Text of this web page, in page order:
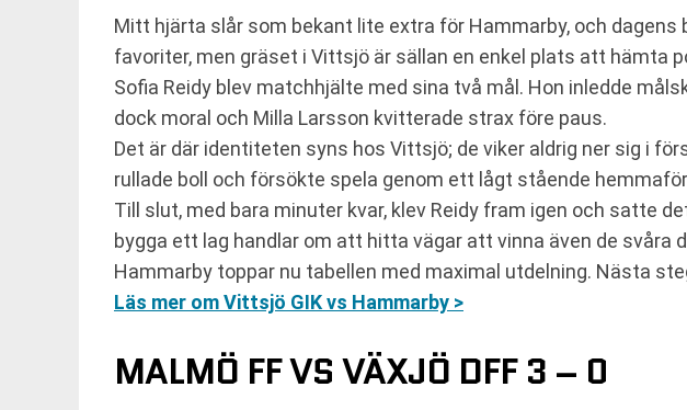
Mitt hjärta slår som bekant lite extra för Hammarby, och
favoriter, men gräset i Vittsjö är sällan en enkel plats att hämta
Sofia Reidy blev matchhjälte med sina två mål. Hon inledde
dock moral och Milla Larsson kvitterade strax före paus.
Det är där identiteten syns hos Vittsjö; de viker aldrig ner sig i
rullade boll och försökte spela genom ett lågt stående
Till slut, med bara minuter kvar, klev Reidy fram igen och satte
bygga ett lag handlar om att hitta vägar att vinna även de svåra
Hammarby toppar nu tabellen med maximal utdelning. Nästa
Läs mer om Vittsjö GIK vs Hammarby >
MALMÖ FF VS VÄXJÖ DFF 3 – 0